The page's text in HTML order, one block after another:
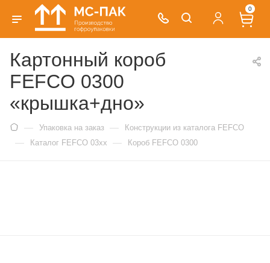
0
Картонный короб
FEFCO 0300
«крышка+дно»
— Упаковка на заказ — Конструкции из каталога FEFCO
— Каталог FEFCO 03xx — Короб FEFCO 0300